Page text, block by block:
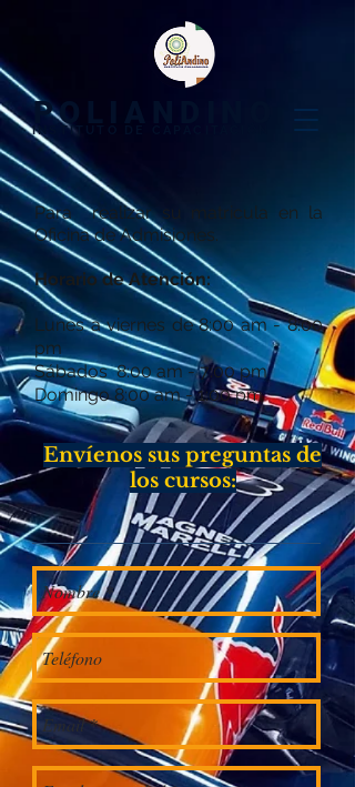
POLIANDINO
INSTITUTO DE CAPACITACIÓN​
Para realizar su matricula en la
Oficina de Admisiones.
Horario de Atención:
Lunes a viernes de 8:00 am - 8:00
pm
Sábados 8:00 am - 7:00 pm
Domingo 8:00 am - 1:00 pm
Envíenos sus preguntas de
los cursos: